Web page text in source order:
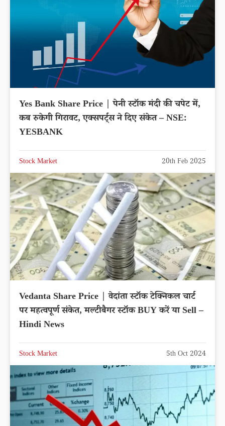
Yes Bank Share Price | पेनी स्टॉक मंदी की चपेट में,
कब रुकेगी गिरावट, एक्सपर्ट्स ने दिए संकेत – NSE:
YESBANK
Stock Market 20th Feb 2025
Vedanta Share Price | वेदांता स्टॉक टेक्निकल चार्ट
पर महत्वपूर्ण संकेत, मल्टीबैगर स्टॉक BUY करें या Sell –
Hindi News
Stock Market 5th Oct 2024